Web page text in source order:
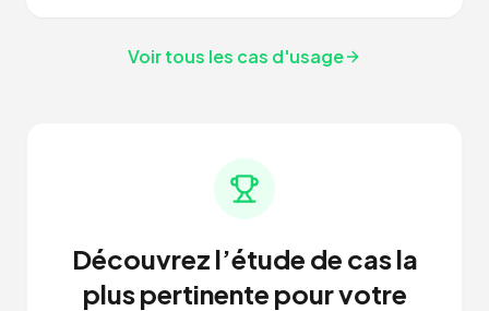
Voir tous les cas d'usage
Découvrez l’étude de cas la
plus pertinente pour votre